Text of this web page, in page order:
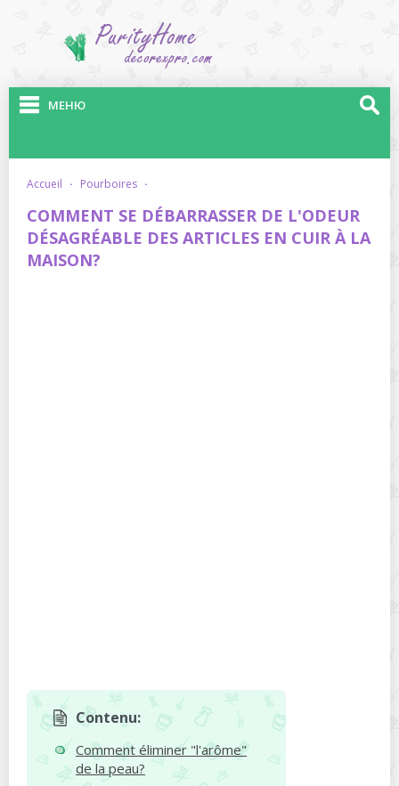
МЕНЮ
accueil · pourboires ·
COMMENT SE DÉBARRASSER DE L'ODEUR
DÉSAGRÉABLE DES ARTICLES EN CUIR À LA
MAISON?
Contenu:
Comment éliminer "l'arôme"
de la peau?